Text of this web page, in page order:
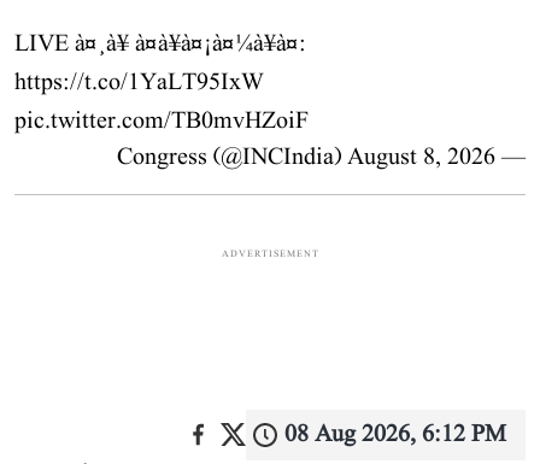
LIVE à¤¸à¥ à¤à¥à¤¡à¤¼à¥à¤:
https://t.co/1YaLT95IxW
pic.twitter.com/TB0mvHZoiF
— Congress (@INCIndia)
August 8, 2026
ADVERTISEMENT
08 Aug 2026, 6:12 PM